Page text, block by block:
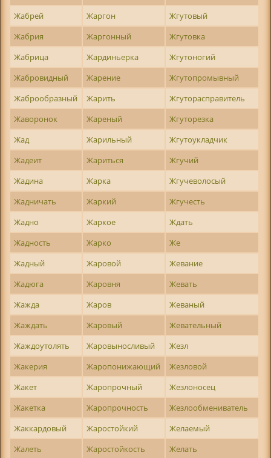
Жабрей
Жаргон
Жгутовый
Жабрия
Жаргонный
Жгутовка
Жабрица
Жардиньерка
Жгутоногий
Жабровидный
Жарение
Жгутопромывный
Жаброобразный
Жарить
Жгуторасправитель
Жаворонок
Жареный
Жгуторезка
Жад
Жарильный
Жгутоукладчик
Жадеит
Жариться
Жгучий
Жадина
Жарка
Жгучеволосый
Жадничать
Жаркий
Жгучесть
Жадно
Жаркое
Ждать
Жадность
Жарко
Же
Жадный
Жаровой
Жевание
Жадюга
Жаровня
Жевать
Жажда
Жаров
Жеваный
Жаждать
Жаровый
Жевательный
Жаждоутолять
Жаровыносливый
Жезл
Жакерия
Жаропонижающий
Жезловой
Жакет
Жаропрочный
Жезлоносец
Жакетка
Жаропрочность
Жезлообмениватель
Жаккардовый
Жаростойкий
Желаемый
Жалеть
Жаростойкость
Желать